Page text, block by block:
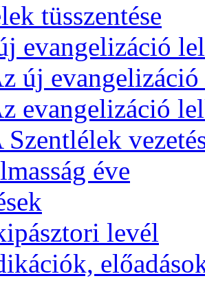
tüsszentése
evangelizáció
új
evangelizáció
Szentlélek
éve
levél